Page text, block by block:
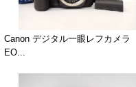
Canon デジタル一眼レフカメラ
EO...